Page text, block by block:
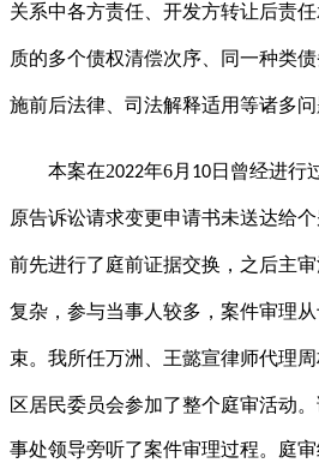
关系中各方责任、开发方转让后责
质的多个债权清偿次序、同一种类
施前后法律、司法解释适用等诸多问
本案在2022年6月 10日曾经进行
原告诉讼请求变更申请书未送达给
前先进行了庭前证据交换，之后主
复杂，参与当事人较多，案件审理
束。我所任万洲、王懿宣律师代理
区居民委员会参加了整个庭审活动
事处领导旁听了案件审理过程。庭